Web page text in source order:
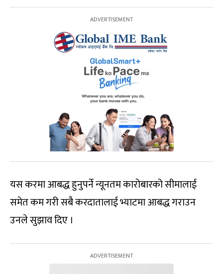
यस करमा आबद्ध हुनुपर्ने न्यूनतम कारोबारको सीमालाई
समेत कम गरी सबै करदातालाई भ्याटमा आबद्ध गराउन
उनले सुझाव दिए ।